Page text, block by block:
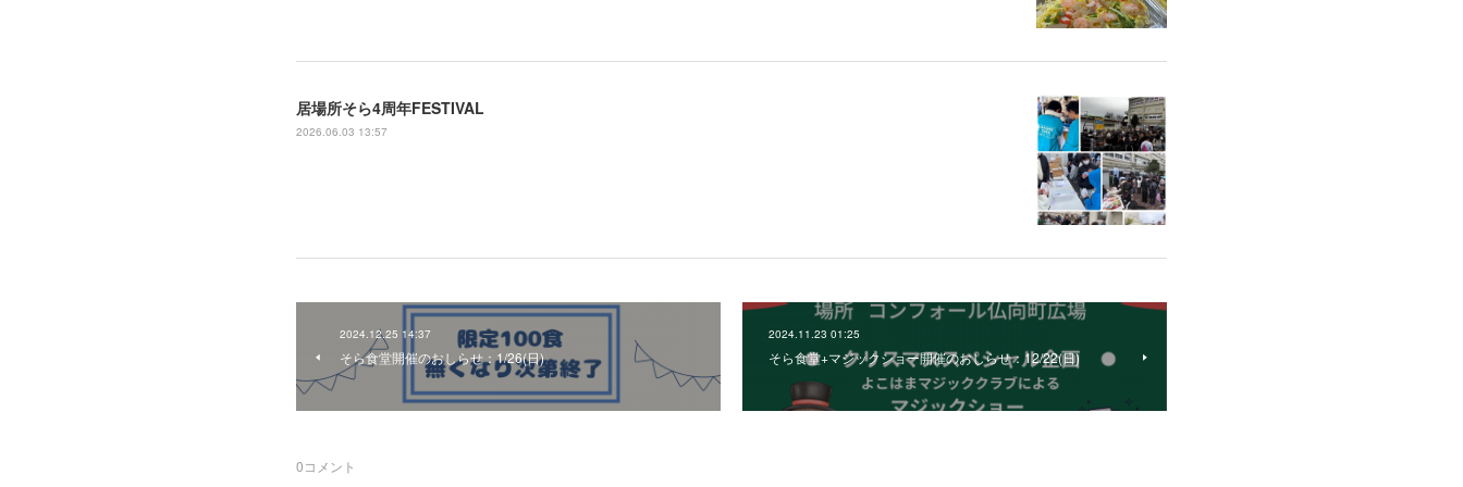
居場所そら4周年FESTIVAL
2026.06.03 13:57
2024.12.25 14:37
そら食堂開催のおしらせ：1/26(日)
2024.11.23 01:25
そら食堂+マジックショー開催のおしらせ：12/22(日)
0コメント